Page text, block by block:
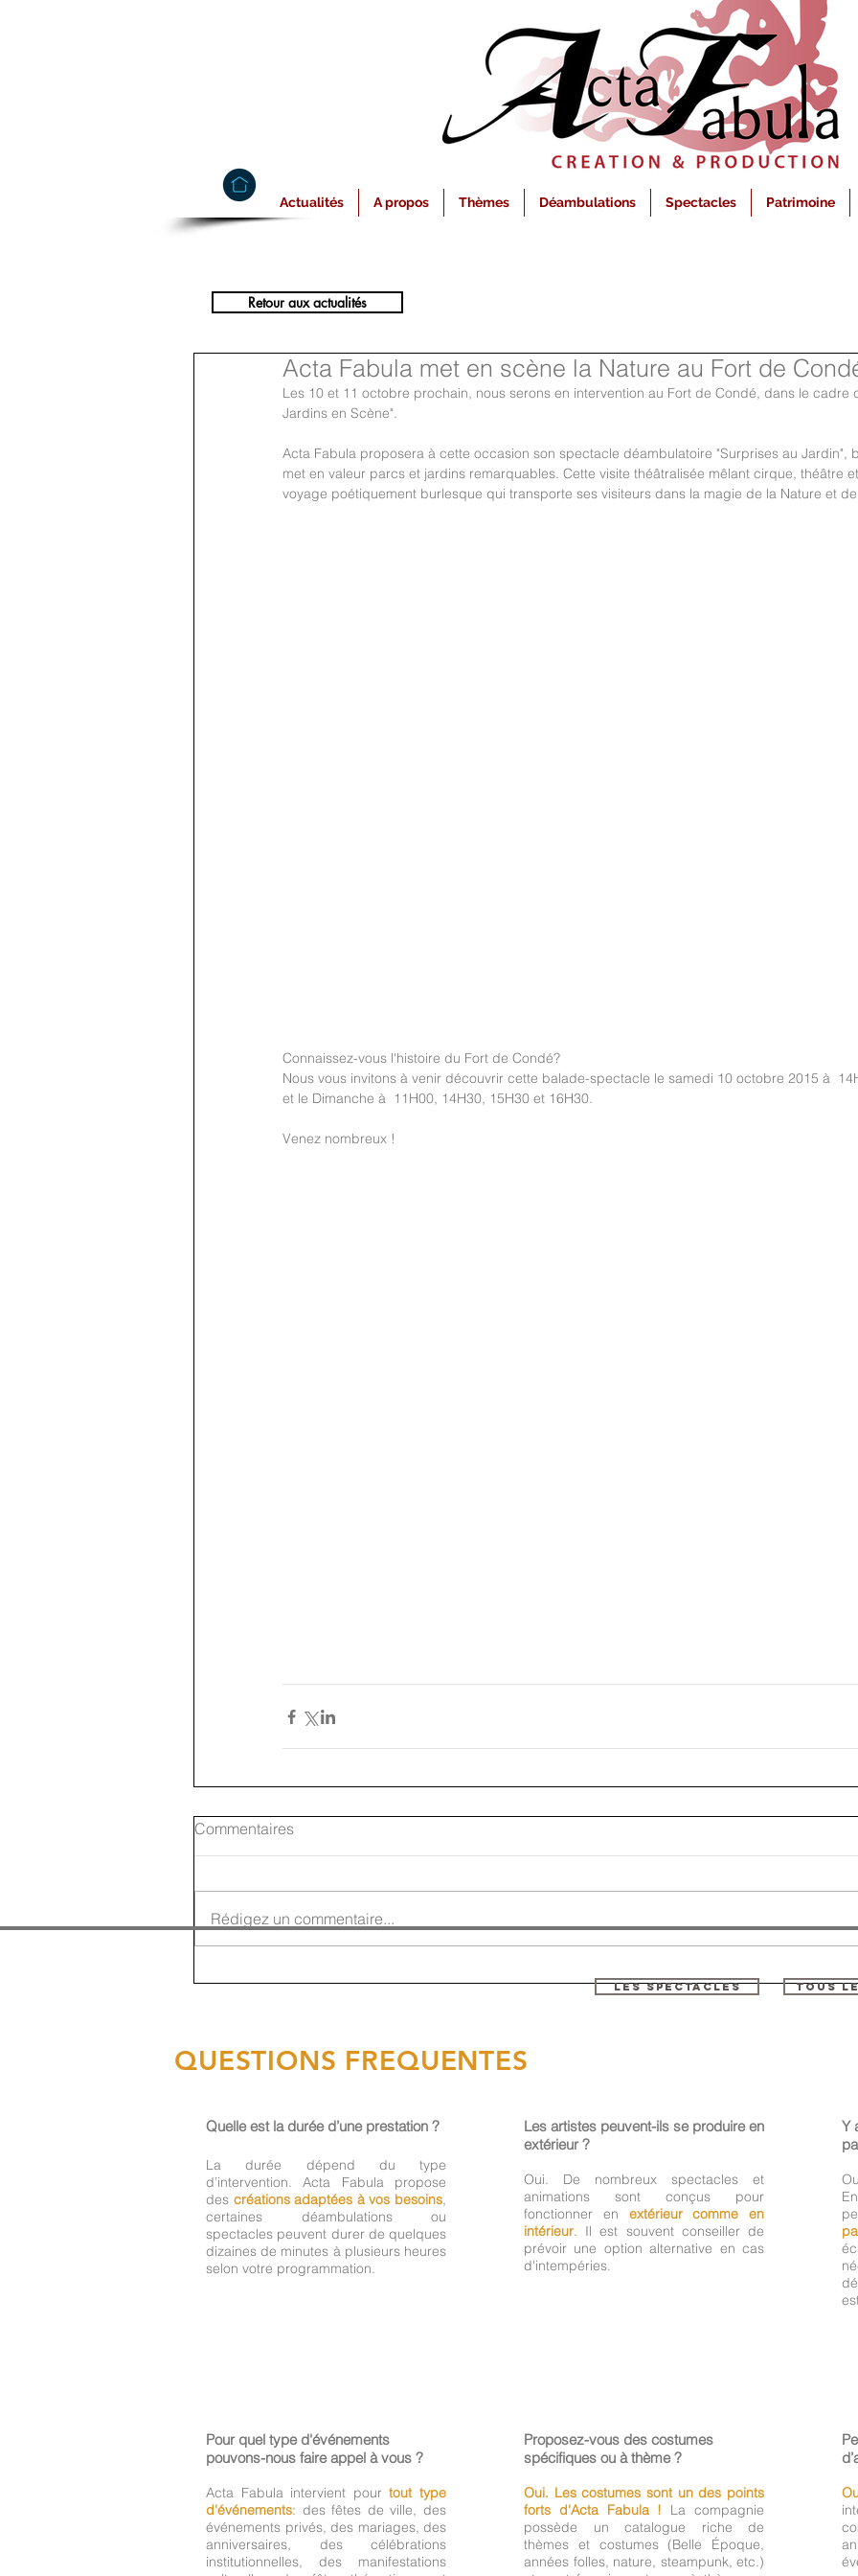
Actualités A propos Thèmes Déambulations Spectacles Patrimoine
Retour aux actualités
Acta Fabula met en scène la Nature au Fort de
Les 10 et 11 octobre prochain, nous serons en intervention au Fort de Condé, dans le cadre
Jardins en Scène".
Acta Fabula proposera à cette occasion son spectacle déambulatoire "Surprises au Jardin",
met en valeur parcs et jardins remarquables. Cette visite théâtralisée mêlant cirque, théâtre
voyage poétiquement burlesque qui transporte ses visiteurs dans la magie de la Nature et
Connaissez-vous l'histoire du Fort de Condé?
Nous vous invitons à venir découvrir cette balade-spectacle le samedi 10 octobre 2015 à
et le Dimanche à  11H00, 14H30, 15H30 et 16H30.
Venez nombreux !
Commentaires
Rédigez un commentaire...
LES SPECTACLES TOUS
QUESTIONS FREQUENTES
Quelle est la durée d’une prestation ?
La durée dépend du type
d’intervention. Acta Fabula propose
des créations adaptées à vos besoins,
certaines déambulations ou
spectacles peuvent durer de quelques
dizaines de minutes à plusieurs heures
selon votre programmation.
Pour quel type d'événements
pouvons-nous faire appel à vous ?
Acta Fabula intervient pourtout type
d'événements: des fêtes de ville, des
événements privés, des mariages, des
anniversaires, des célébrations
institutionnelles, des manifestations
Les artistes peuvent-ils se produire en
extérieur ?
Oui. De nombreux spectacles et
animations sont conçus pour
fonctionner en extérieur comme en
intérieur. Il est souvent conseiller de
prévoir une option alternative en cas
d'intempéries.
Proposez-vous des costumes
spécifiques ou à thème ?
Oui. Les costumes sont un des points
forts d'Acta Fabula ! La compagnie
possède un catalogue riche de
thèmes et costumes (Belle Époque,
années folles, nature, steampunk, etc.)
Y